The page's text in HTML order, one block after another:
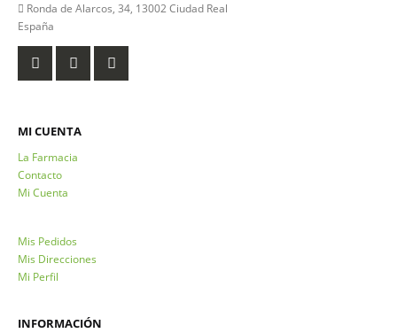
Ronda de Alarcos, 34, 13002 Ciudad Real
España
MI CUENTA
La Farmacia
Contacto
Mi Cuenta
Mis Pedidos
Mis Direcciones
Mi Perfil
INFORMACIÓN